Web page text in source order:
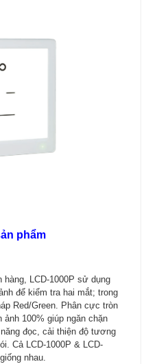
phẩm
LCD-1000P sử dụng
để kiểm tra hai mắt; trong
Red/Green. Phân cực tròn
100% giúp ngăn chặn
đọc, cải thiện độ tương
Cả LCD-1000P & LCD-
nhau.